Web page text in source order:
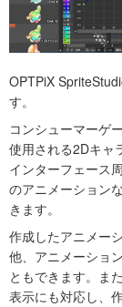
OPTPiX
す。
コンシューマーゲ
使用される2Dキャ
インターフェース
のアニメーション
きます。
作成したアニメー
他、アニメーショ
ともできます。ま
表示にも対応し、